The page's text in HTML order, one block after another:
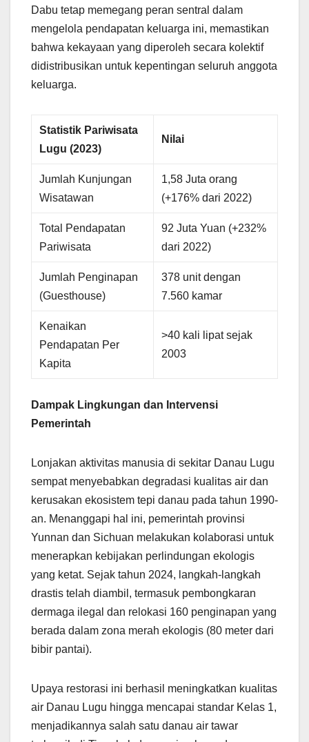
Dabu tetap memegang peran sentral dalam
mengelola pendapatan keluarga ini, memastikan
bahwa kekayaan yang diperoleh secara kolektif
didistribusikan untuk kepentingan seluruh anggota
keluarga.
Statistik Pariwisata
Lugu (2023)
Nilai
Jumlah Kunjungan
Wisatawan
1,58 Juta orang
(+176% dari 2022)
Total Pendapatan
Pariwisata
92 Juta Yuan (+232%
dari 2022)
Jumlah Penginapan
(Guesthouse)
378 unit dengan
7.560 kamar
Kenaikan
Pendapatan Per
Kapita
>40 kali lipat sejak
2003
Dampak Lingkungan dan Intervensi
Pemerintah
Lonjakan aktivitas manusia di sekitar Danau Lugu
sempat menyebabkan degradasi kualitas air dan
kerusakan ekosistem tepi danau pada tahun 1990-
an. Menanggapi hal ini, pemerintah provinsi
Yunnan dan Sichuan melakukan kolaborasi untuk
menerapkan kebijakan perlindungan ekologis
yang ketat. Sejak tahun 2024, langkah-langkah
drastis telah diambil, termasuk pembongkaran
dermaga ilegal dan relokasi 160 penginapan yang
berada dalam zona merah ekologis (80 meter dari
bibir pantai).
Upaya restorasi ini berhasil meningkatkan kualitas
air Danau Lugu hingga mencapai standar Kelas 1,
menjadikannya salah satu danau air tawar